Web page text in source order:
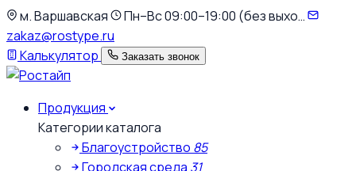
К
основному
содержимому
м. Варшавская
Пн–Вс 09:00–19:00 (без выхо…
zakaz@rostype.ru
Калькулятор
Заказать звонок
Продукция
Категории каталога
Благоустройство 85
Городская среда 31